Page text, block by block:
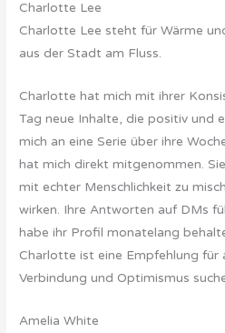
Charlotte Lee
Charlotte Lee steht für Wärme
aus der Stadt am Fluss.
Charlotte hat mich mit ihrer
Tag neue Inhalte, die positiv und
mich an eine Serie über ihre
hat mich direkt mitgenommen.
mit echter Menschlichkeit zu
wirken. Ihre Antworten auf DMs
habe ihr Profil monatelang
Charlotte ist eine Empfehlung für
Verbindung und Optimismus
Amelia White